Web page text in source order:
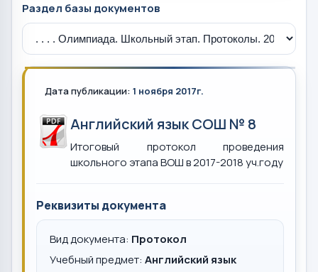
Раздел базы документов
Дата публикации: 1 ноября 2017г.
Английский язык СОШ № 8
Итоговый протокол проведения
школьного этапа ВОШ в 2017-2018 уч.году
Реквизиты документа
Вид документа: Протокол
Учебный предмет: Английский язык